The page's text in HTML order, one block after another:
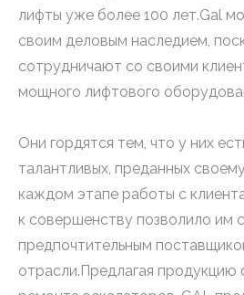
лифты уже более 100 лет.Gal
своим деловым наследием,
сотрудничают со своими
мощного лифтового
Они гордятся тем, что у них
талантливых, преданных
каждом этапе работы с
к совершенству позволило им
предпочтительным
отрасли.Предлагая